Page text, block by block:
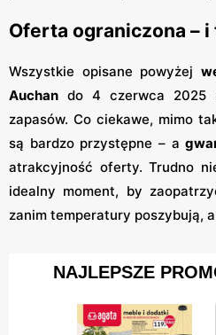
Oferta ograniczona – i
Wszystkie opisane powyżej
Auchan do 4 czerwca 2025
zapasów. Co ciekawe, mimo
są bardzo przystępne – a
atrakcyjność oferty. Trudno
idealny moment, by
zanim temperatury poszybują,